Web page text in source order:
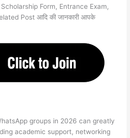
Form, Entrance Exam,
Post आदि की जानकारी आपके
groups in 2026 can greatly
academic support, networking